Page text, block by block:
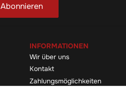
Abonnieren
INFORMATIONEN
Wir über uns
Kontakt
Zahlungsmöglichkeiten